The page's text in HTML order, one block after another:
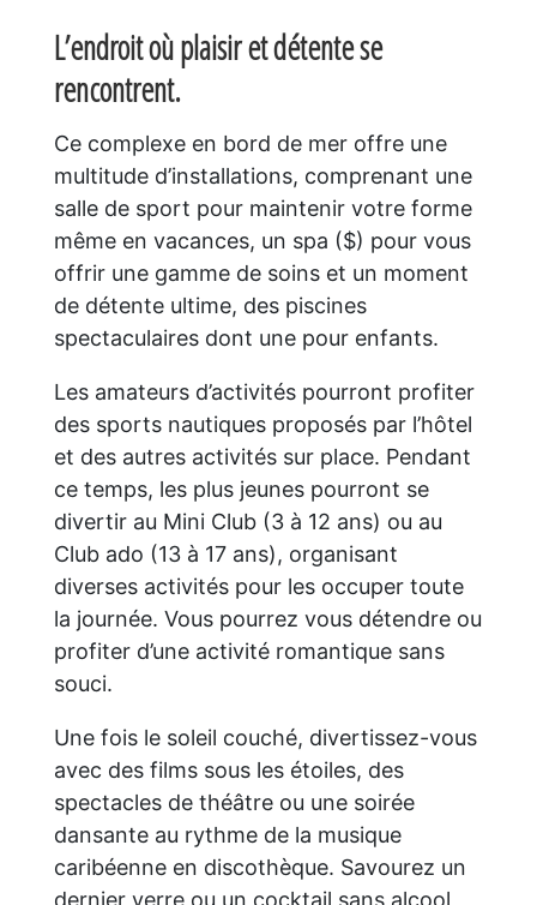
L’endroit où plaisir et détente se
rencontrent.
Ce complexe en bord de mer offre une
multitude d’installations, comprenant une
salle de sport pour maintenir votre forme
même en vacances, un spa ($) pour vous
offrir une gamme de soins et un moment
de détente ultime, des piscines
spectaculaires dont une pour enfants.
Les amateurs d’activités pourront profiter
des sports nautiques proposés par l’hôtel
et des autres activités sur place. Pendant
ce temps, les plus jeunes pourront se
divertir au Mini Club (3 à 12 ans) ou au
Club ado (13 à 17 ans), organisant
diverses activités pour les occuper toute
la journée. Vous pourrez vous détendre ou
profiter d’une activité romantique sans
souci.
Une fois le soleil couché, divertissez-vous
avec des films sous les étoiles, des
spectacles de théâtre ou une soirée
dansante au rythme de la musique
caribéenne en discothèque. Savourez un
dernier verre ou un cocktail sans alcool